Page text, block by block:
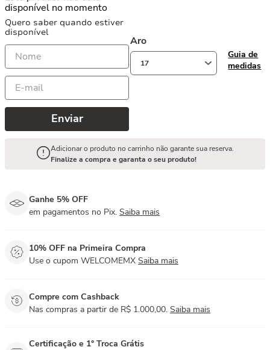
Guia de
medidas
Aro
17
disponível no momento
Quero saber quando estiver
disponível
Enviar
Adicionar o produto no carrinho não garante sua reserva.
Finalize a compra e garanta o seu produto!
Ganhe 5% OFF
em pagamentos no Pix. Saiba mais
10% OFF na Primeira Compra
Use o cupom WELCOMEMX Saiba mais
Compre com Cashback
Nas compras a partir de R$ 1.000,00. Saiba mais
Certificação e 1° Troca Grátis